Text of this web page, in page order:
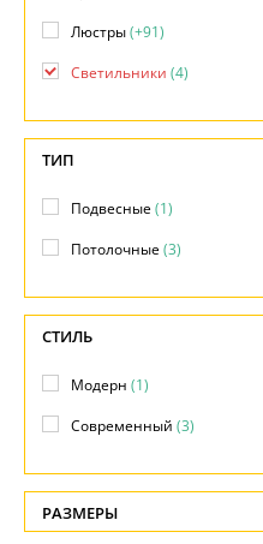
Дизайнерам
Бренды
Контакты
Люстры(+91)
Светильники (4)
ТИП
Подвесные(1)
Потолочные(3)
СТИЛЬ
Модерн (1)
Современный (3)
РАЗМЕРЫ